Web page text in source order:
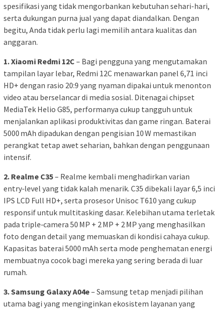
spesifikasi yang tidak mengorbankan kebutuhan sehari-hari,
serta dukungan purna jual yang dapat diandalkan. Dengan
begitu, Anda tidak perlu lagi memilih antara kualitas dan
anggaran.
1. Xiaomi Redmi 12C – Bagi pengguna yang mengutamakan
tampilan layar lebar, Redmi 12C menawarkan panel 6,71 inci
HD+ dengan rasio 20:9 yang nyaman dipakai untuk menonton
video atau berselancar di media sosial. Ditenagai chipset
MediaTek Helio G85, performanya cukup tangguh untuk
menjalankan aplikasi produktivitas dan game ringan. Baterai
5000 mAh dipadukan dengan pengisian 10 W memastikan
perangkat tetap awet seharian, bahkan dengan penggunaan
intensif.
2. Realme C35– Realme kembali menghadirkan varian
entry‑level yang tidak kalah menarik. C35 dibekali layar 6,5 inci
IPS LCD Full HD+, serta prosesor Unisoc T610 yang cukup
responsif untuk multitasking dasar. Kelebihan utama terletak
pada triple‑camera 50 MP + 2 MP + 2 MP yang menghasilkan
foto dengan detail yang memuaskan di kondisi cahaya cukup.
Kapasitas baterai 5000 mAh serta mode penghematan energi
membuatnya cocok bagi mereka yang sering berada di luar
rumah.
3. Samsung Galaxy A04e– Samsung tetap menjadi pilihan
utama bagi yang menginginkan ekosistem layanan yang